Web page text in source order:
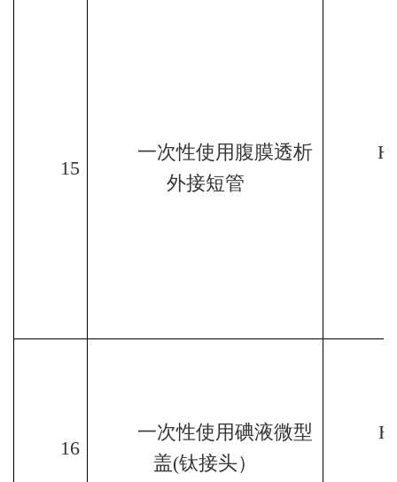
15
一次性使用腹膜透析
外接短管
16
一次性使用碘液微型
盖(钛接头）